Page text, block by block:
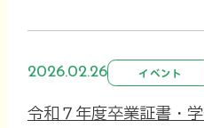
2026.02.26 イベント
令和７年度卒業証書・